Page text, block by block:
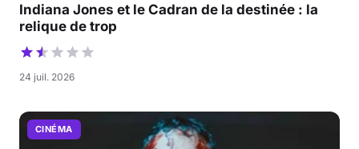
Indiana Jones et le Cadran de la destinée : la
relique de trop
24 juil. 2026
CINÉMA